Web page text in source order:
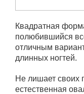
Квадратная
полюбившийся
отличным
длинных ногтей.
Не лишает своих
естественная